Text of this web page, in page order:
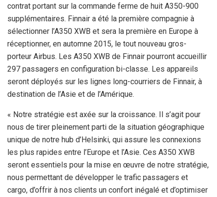
contrat portant sur la commande ferme de huit A350-900
supplémentaires. Finnair a été la première compagnie à
sélectionner l’A350 XWB et sera la première en Europe à
réceptionner, en automne 2015, le tout nouveau gros-
porteur Airbus. Les A350 XWB de Finnair pourront accueillir
297 passagers en configuration bi-classe. Les appareils
seront déployés sur les lignes long-courriers de Finnair, à
destination de l’Asie et de l’Amérique.
« Notre stratégie est axée sur la croissance. Il s’agit pour
nous de tirer pleinement parti de la situation géographique
unique de notre hub d’Helsinki, qui assure les connexions
les plus rapides entre l’Europe et l’Asie. Ces A350 XWB
seront essentiels pour la mise en œuvre de notre stratégie,
nous permettant de développer le trafic passagers et
cargo, d’offrir à nos clients un confort inégalé et d’optimiser